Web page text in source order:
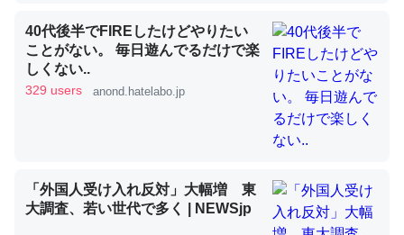
昆虫ってカルシウム少ないのか。知らんかった。調べたら
コオロギのカルシウム分はエビの600分の1程度。
40代後半でFIREしたけどやりたい
ことがない。 毎日遊んでるだけで楽
しくない..
329 users anond.hatelabo.jp
「外国人受け入れ反対」大幅増 東
大調査、若い世代で多く | NEWSjp